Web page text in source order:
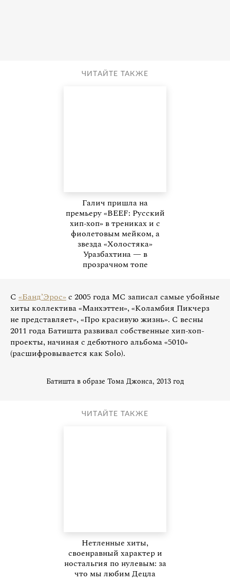
ЧИТАЙТЕ ТАКЖЕ
Галич пришла на
премьеру «BEEF: Русский
хип-хоп» в трениках и с
фиолетовым мейком, а
звезда «Холостяка»
Уразбахтина — в
прозрачном топе
С «Банд’Эрос»с 2005 года МС записал самые убойные
хиты коллектива «Манхэттен», «Коламбия Пикчерз
не представляет», «Про красивую жизнь». С весны
2011 года Батишта развивал собственные хип-хоп-
проекты, начиная с дебютного альбома «5010»
(расшифровывается как Solo).
Батишта в образе Тома Джонса, 2013 год
ЧИТАЙТЕ ТАКЖЕ
Нетленные хиты,
своенравный характер и
ностальгия по нулевым: за
что мы любим Децла